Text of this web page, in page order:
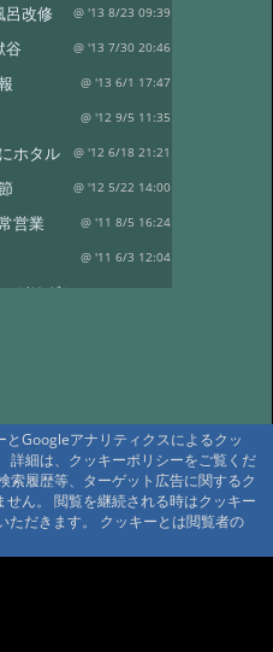
呂改修 @ '13 8/23 09:39
谷 @ '13 7/30 20:46
@ '13 6/1 17:47
@ '12 9/5 11:35
ホタル @ '12 6/18 21:21
@ '12 5/22 14:00
営業 @ '11 8/5 16:24
@ '11 6/3 12:04
ガリダケ
とGoogleアナリティクスによるクッ
詳細は、クッキーポリシーをご覧くだ
索履歴等、ターゲット広告に関するク
せん。 閲覧を継続される時はクッキー
ただきます。 クッキーとは閲覧者の